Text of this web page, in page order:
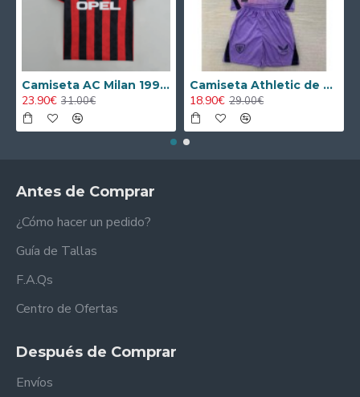
Camiseta AC Milan 1995/1996 Local Retro
23.90€ 31.00€
Camiseta Athletic de Bilbao 2024/2025 Alternativo Niño Kit
18.90€ 29.00€
Antes de Comprar
¿Cómo hacer un pedido?
Guía de Tallas
F.A.Qs
Centro de Ofertas
Después de Comprar
Envíos